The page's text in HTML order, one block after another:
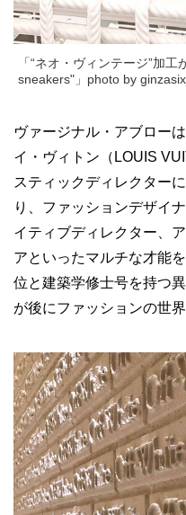
「“ネオ・ヴィンテージ”加
sneakers"」photo by
ヴァージナル・アブロー
イ・ヴィトン（LOUIS
スティックディレクター
り、ファッションデザイ
イティブディレクター、
アといったマルチな才能
位と建築学修士号を持つ
が後にファッションの世